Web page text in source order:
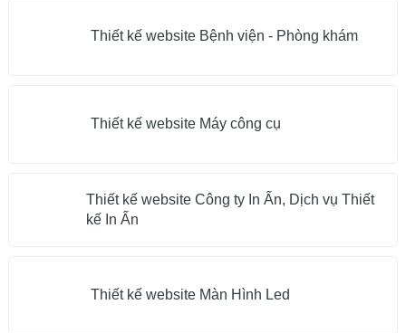
Thiết kế website Bệnh viện - Phòng khám
Thiết kế website Máy công cụ
Thiết kế website Công ty In Ấn, Dịch vụ Thiết
kế In Ấn
Thiết kế website Màn Hình Led